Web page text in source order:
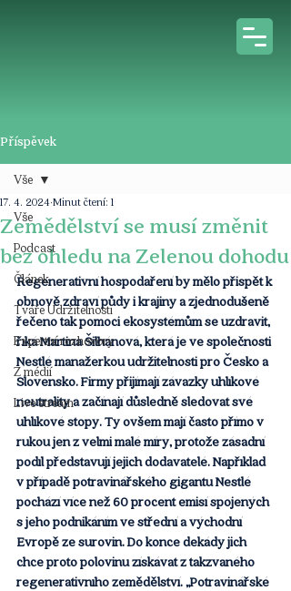
Příspěvek
Vše
Podcast
Článek
Tváře Udržitelnosti
Expertní rozhovory
Z médií
Live stream
Vše
Zemědělství se musí změnit
bez ohledu na Zelenou dohodu
17. 4. 2024 Minut čtení: 1
Regenerativní hospodaření by mělo přispět k
obnově zdraví půdy i krajiny a zjednodušeně
řečeno tak pomoci ekosystémům se uzdravit,
říká Martina Šilhánová, která je ve společnosti
Nestlé manažerkou udržitelnosti pro Česko a
Slovensko. Firmy přijímají závazky uhlíkové
neutrality a začínají důsledně sledovat své
uhlíkové stopy. Ty ovšem mají často přímo v
rukou jen z velmi malé míry, protože zásadní
podíl představují jejich dodavatelé. Například
v případě potravinářského gigantu Nestlé
pochází více než 60 procent emisí spojených
s jeho podnikáním ve střední a východní
Evropě ze surovin. Do konce dekády jich
chce proto polovinu získávat z takzvaného
regenerativního zemědělství. „Potravinářské